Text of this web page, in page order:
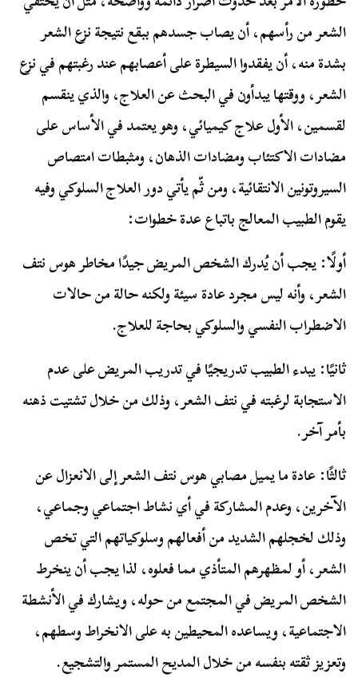
الشعر من رأسهم، أن يصاب جسدهم ببقع نتيجة نزع الشعر
بشدة منه، أن يفقدوا السيطرة على أعصابهم عند رغبتهم في نزع
الشعر، ووقتها يبدأون في البحث عن العلاج، والذي ينقسم
لقسمين، الأول علاج كيميائي، وهو يعتمد في الأساس على
مضادات الاكتئاب ومضادات الذهان، ومثبطات امتصاص
السيروتونين الانتقائية، ومن ثّم يأتي دور العلاج السلوكي وفيه
يقوم الطبيب المعالج باتباع عدة خطوات:
أولًا: يجب أن يُدرك الشخص المريض جيدًا مخاطر هوس نتف
الشعر، وأنه ليس مجرد عادة سيئة ولكنه حالة من حالات
الاضطراب النفسي والسلوكي بحاجة للعلاج.
ثانيًا: يبدء الطبيب تدريجيًا في تدريب المريض على عدم
الاستجابة لرغبته في نتف الشعر، وذلك من خلال تشتيت ذهنه
بأمر آخر.
ثالثًا: عادة ما يميل مصابي هوس نتف الشعر إلى الانعزال عن
الآخرين، وعدم المشاركة في أي نشاط اجتماعي وجماعي،
وذلك لخجلهم الشديد من أفعالهم وسلوكياتهم التي تخص
الشعر، أو لمظهرهم المتأذي مما فعلوه، لذا يجب أن ينخرط
الشخص المريض في المجتمع من حوله، ويشارك في الأنشطة
الاجتماعية، ويساعده المحيطين به على الانخراط وسطهم،
وتعزيز ثقته بنفسه من خلال المديح المستمر والتشجيع.